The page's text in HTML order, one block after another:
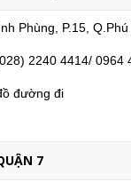
Phùng, P.15, Q.Phú
2240 4414/ 0964
đường đi
7